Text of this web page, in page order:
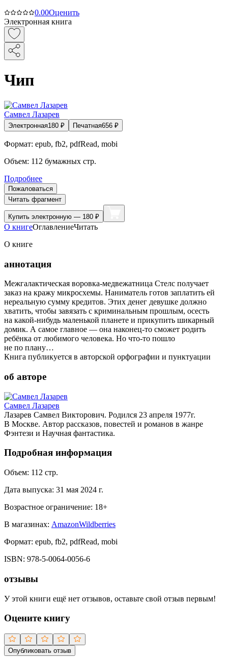
0.00Оценить
Электронная книга
Чип
Самвел Лазарев
Электронная180 ₽ Печатная656 ₽
Формат: epub, fb2, pdfRead, mobi
Объем: 112 бумажных стр.
Подробнее
Пожаловаться
Читать фрагмент
Купить электронную — 180 ₽
О книгеОглавлениеЧитать
О книге
аннотация
Межгалактическая воровка-медвежатница Стелс получает
заказ на кражу микросхемы. Наниматель готов заплатить ей
нереальную сумму кредитов. Этих денег девушке должно
хватить, чтобы завязать с криминальным прошлым, осесть
на какой-нибудь маленькой планете и прикупить шикарный
домик. А самое главное — она наконец-то сможет родить
ребёнка от любимого человека. Но что-то пошло
не по плану…
Книга публикуется в авторской орфографии и пунктуации
об авторе
Самвел Лазарев
Лазарев Самвел Викторович. Родился 23 апреля 1977г.
В Москве. Автор рассказов, повестей и романов в жанре
Фэнтези и Научная фантастика.
Подробная информация
Объем: 112 стр.
Дата выпуска: 31 мая 2024 г.
Возрастное ограничение: 18+
В магазинах: AmazonWildberries
Формат: epub, fb2, pdfRead, mobi
ISBN: 978-5-0064-0056-6
отзывы
У этой книги ещё нет отзывов, оставьте свой отзыв первым!
Оцените книгу
Опубликовать отзыв